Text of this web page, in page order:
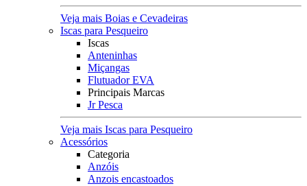
Veja mais Boias e Cevadeiras
Iscas para Pesqueiro
Iscas
Anteninhas
Miçangas
Flutuador EVA
Principais Marcas
Jr Pesca
Veja mais Iscas para Pesqueiro
Acessórios
Categoria
Anzóis
Anzois encastoados